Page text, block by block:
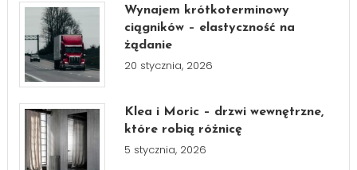
Wynajem krótkoterminowy
ciągników – elastyczność na
żądanie
20 stycznia, 2026
Klea i Moric – drzwi wewnętrzne,
które robią różnicę
5 stycznia, 2026